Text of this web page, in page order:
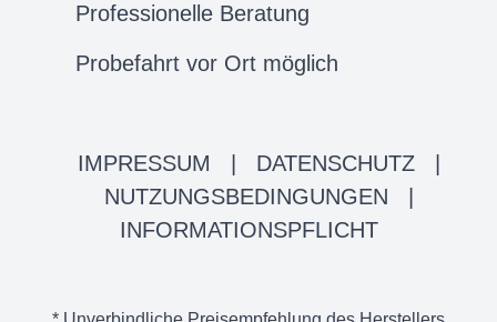
Professionelle Beratung
Probefahrt vor Ort möglich
IMPRESSUM DATENSCHUTZ
NUTZUNGSBEDINGUNGEN
INFORMATIONSPFLICHT